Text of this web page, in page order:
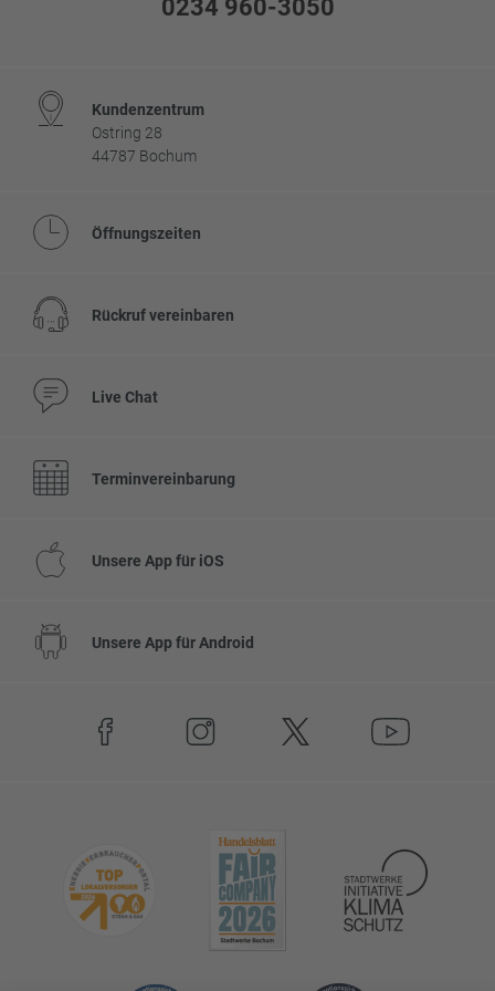
0234 960-3050
Kundenzentrum
Ostring 28
44787 Bochum
Öffnungszeiten
Rückruf vereinbaren
Live Chat
Terminvereinbarung
Unsere App für iOS
Unsere App für Android